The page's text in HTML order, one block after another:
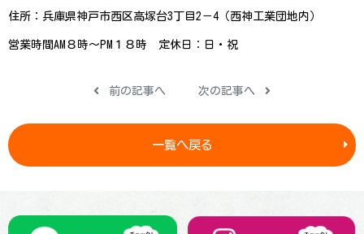
住所：兵庫県神戸市西区高塚台3丁目2－4（西神工業 団 地 内 ）
営業時間AM８時～PM１８時 定休日 ： 日 ・ 祝
前の記事へ 次の記事へ
一覧へ戻る